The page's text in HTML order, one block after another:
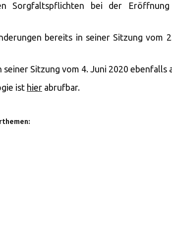
Sorgfaltspflichten bei der Eröffnung
bereits in seiner Sitzung vom
Sitzung vom 4. Juni 2020 ebenfalls
ist hier abrufbar.